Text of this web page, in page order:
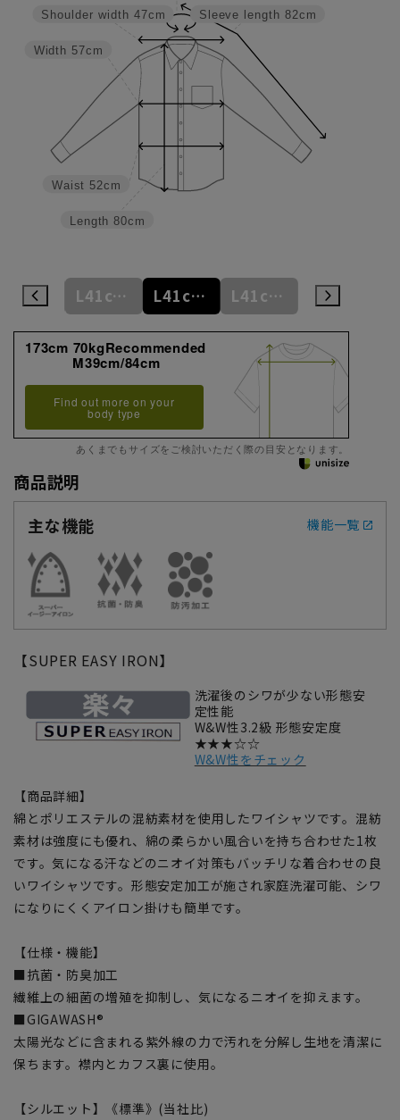
Sleeve length 82cm
Length 80cm
Waist 52cm
Width 57cm
Shoulder width 47cm
L41cm/78cm L41cm/80cm L41cm/82cm L41cm/84cm
173cm 70kgRecommended
M39cm/84cm
Find out more on your
body type
あくまでもサイズをご検討いただく際の目安となります。
商品説明
主な機能
機能一覧
【SUPER EASY IRON】
洗濯後のシワが少ない形態安
定性能
W&W性3.2級 形態安定度
★★★☆☆
W&W性をチェック
【商品詳細】
綿とポリエステルの混紡素材を使用したワイシャツです。混紡
素材は強度にも優れ、綿の柔らかい風合いを持ち合わせた1枚
です。気になる汗などのニオイ対策もバッチリな着合わせの良
いワイシャツです。形態安定加工が施され家庭洗濯可能、シワ
になりにくくアイロン掛けも簡単です。
【仕様・機能】
■抗菌・防臭加工
繊維上の細菌の増殖を抑制し、気になるニオイを抑えます。
■GIGAWASH®
太陽光などに含まれる紫外線の力で汚れを分解し生地を清潔に
保ちます。襟内とカフス裏に使用。
【シルエット】《標準》(当社比)